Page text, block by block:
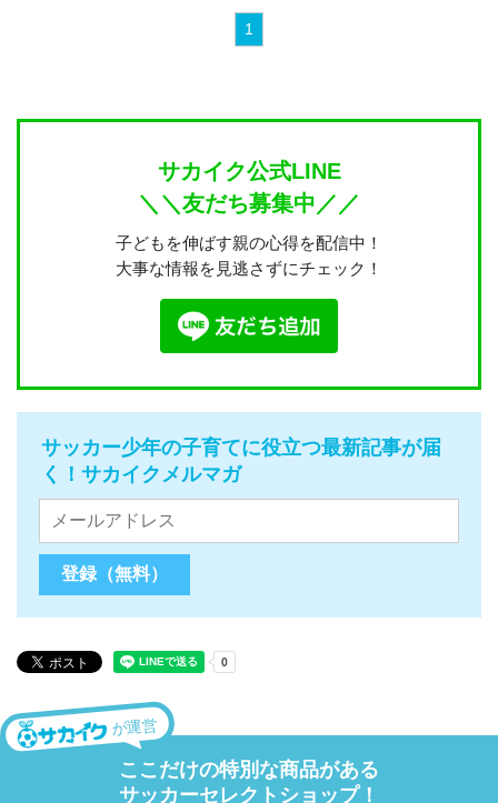
1
サカイク公式LINE
＼＼友だち募集中／／
子どもを伸ばす親の心得を配信中！
大事な情報を見逃さずにチェック！
サッカー少年の子育てに役立つ最新記事が届
く！サカイクメルマガ
が運営
ここだけの特別な商品がある
サッカーセレクトショップ！